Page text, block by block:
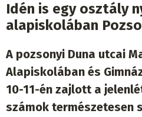
Idén is egy osztály
alapiskolában
A pozsonyi Duna utcai
Alapiskolában és
10-11-én zajlott a
számok természetesen